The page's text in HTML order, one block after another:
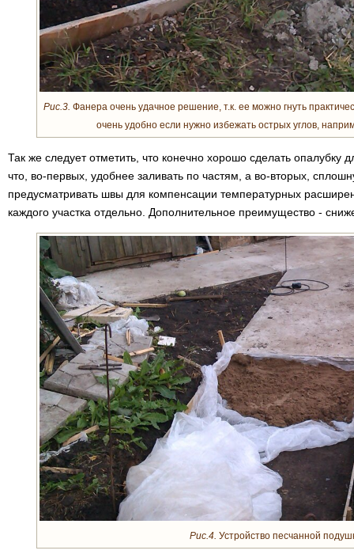
Рис.3. Фанера очень удачное решение, т.к. ее можно гнуть
очень удобно если нужно избежать острых углов,
Так же следует отметить, что конечно хорошо сделать опалубку
что, во-первых, удобнее заливать по частям, а во-вторых,
предусматривать швы для компенсации температурных
каждого участка отдельно. Дополнительное преимущество -
Рис.4. Устройство песчанной